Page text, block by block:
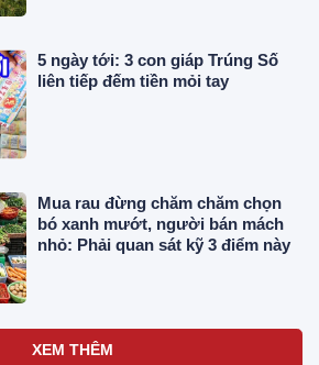
5 ngày tới: 3 con giáp Trúng Số
liên tiếp đếm tiền mỏi tay
Mua rau đừng chăm chăm chọn
bó xanh mướt, người bán mách
nhỏ: Phải quan sát kỹ 3 điểm này
XEM THÊM